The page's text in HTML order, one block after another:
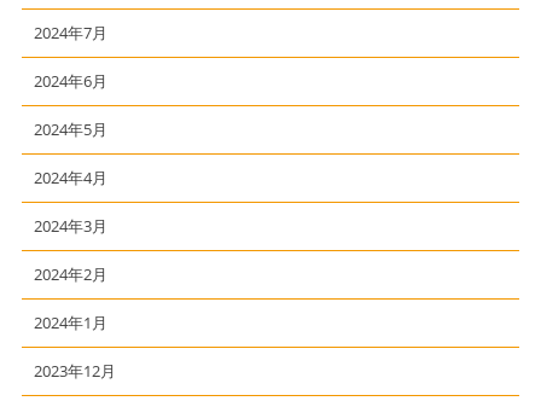
2024年7月
2024年6月
2024年5月
2024年4月
2024年3月
2024年2月
2024年1月
2023年12月